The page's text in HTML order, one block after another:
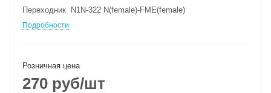
Переходник N1N-322 N(female)-FME(female)
Подробности
Розничная цена
270 руб/шт